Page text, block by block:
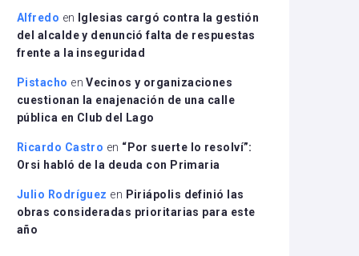
Alfredo en
Iglesias cargó contra la gestión
del alcalde y denunció falta de respuestas
frente a la inseguridad
Pistacho enVecinos y organizaciones
cuestionan la enajenación de una calle
pública en Club del Lago
Ricardo Castro en “Por suerte lo resolví”:
Orsi habló de la deuda con Primaria
Julio Rodríguez en Piriápolis definió las
obras consideradas prioritarias para este
año